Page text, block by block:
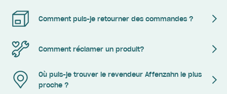
Comment puis-je retourner des commandes ?
Comment réclamer un produit?
Où puis-je trouver le revendeur Affenzahn le plus
proche ?